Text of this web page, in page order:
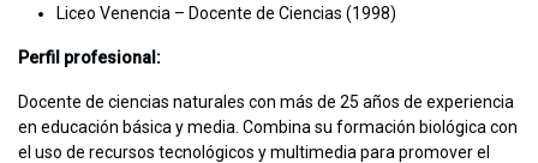
Liceo Venencia – Docente de Ciencias (1998)
Perfil profesional:
Docente de ciencias naturales con más de 25 años de experiencia
en educación básica y media. Combina su formación biológica con
el uso de recursos tecnológicos y multimedia para promover el